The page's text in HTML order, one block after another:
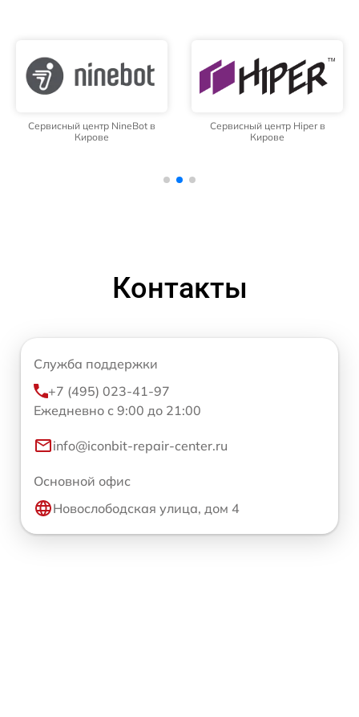
Сервисный центр NineBot в
Кирове
Сервисный центр Hiper в
Кирове
Контакты
Служба поддержки
+7 (495) 023-41-97
Ежедневно с 9:00 до 21:00
info@iconbit-repair-center.ru
Основной офис
Новослободская улица, дом 4